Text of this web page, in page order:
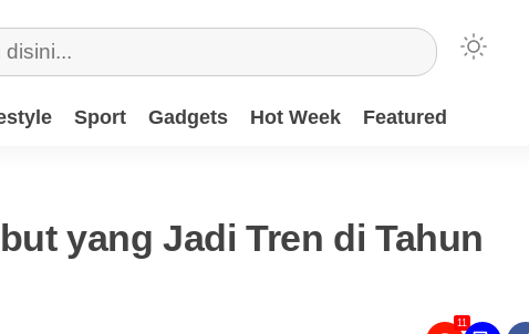
Sport Gadgets Hot Week Featured
yang Jadi Tren di Tahun
11